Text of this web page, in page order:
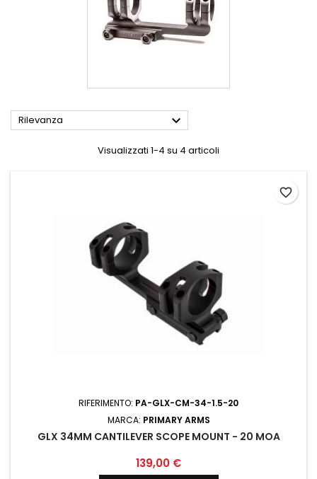
Rilevanza 
Visualizzati 1-4 su 4 articoli
RIFERIMENTO: PA-GLX-CM-34-1.5-20
MARCA: PRIMARY ARMS
GLX 34MM CANTILEVER SCOPE MOUNT - 20 MOA
139,00 €
favorite_border